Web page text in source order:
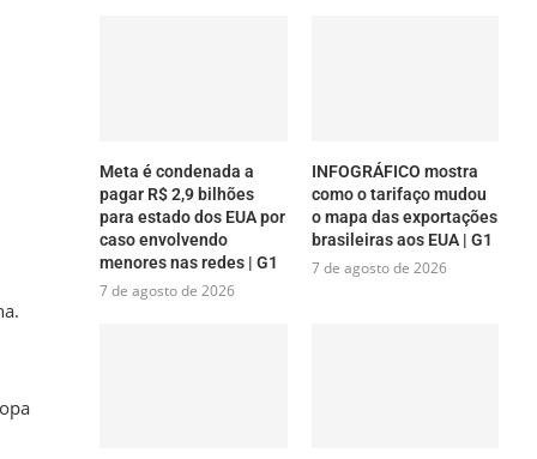
Meta é condenada a
pagar R$ 2,9 bilhões
para estado dos EUA por
caso envolvendo
menores nas redes | G1
7 de agosto de 2026
INFOGRÁFICO mostra
como o tarifaço mudou
o mapa das exportações
brasileiras aos EUA | G1
7 de agosto de 2026